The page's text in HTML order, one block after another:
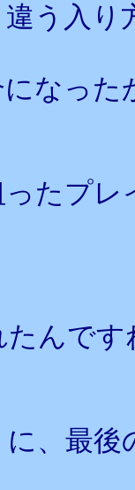
う入り
なっ
たプ
たんです
、最